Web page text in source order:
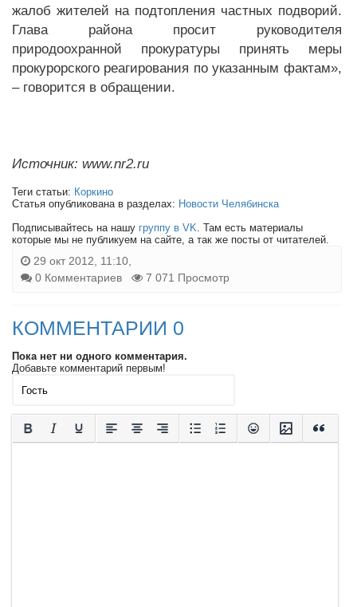
жалоб жителей на подтопления частных подворий.
Глава района просит руководителя
природоохранной прокуратуры принять меры
прокурорского реагирования по указанным фактам»,
– говорится в обращении.
Источник: www.nr2.ru
Теги статьи: Коркино
Статья опубликована в разделах: Новости Челябинска
Подписывайтесь на нашу группу в VK. Там есть материалы
которые мы не публикуем на сайте, а так же посты от читателей.
29 окт 2012, 11:10,
0 Комментариев
7 071 Просмотр
КОММЕНТАРИИ 0
Пока нет ни одного комментария.
Добавьте комментарий первым!